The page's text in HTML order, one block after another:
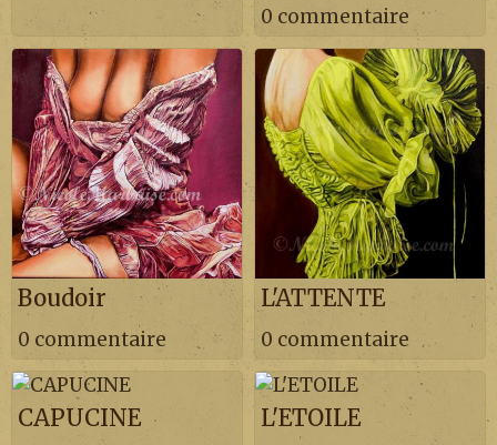
0 commentaire
Boudoir
0 commentaire
L'ATTENTE
0 commentaire
CAPUCINE L'ETOILE